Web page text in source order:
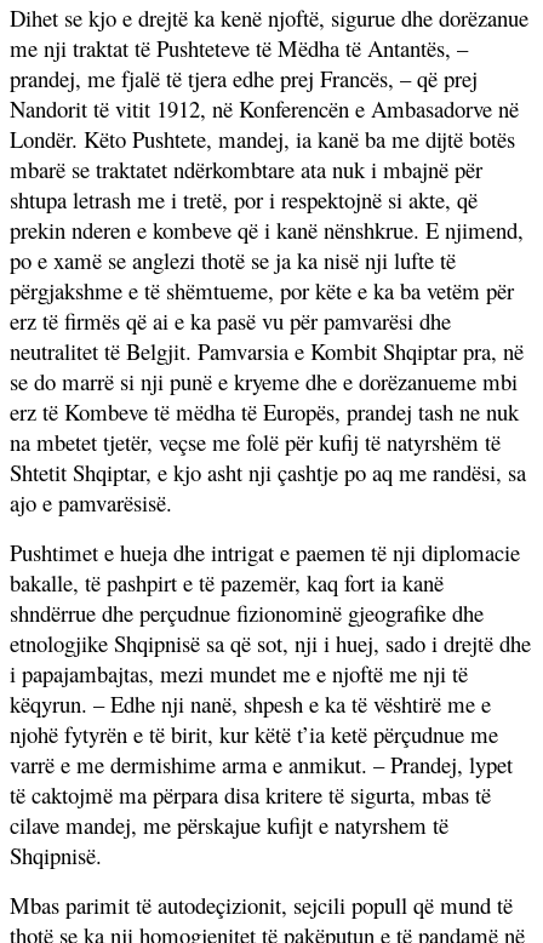
Dihet se kjo e drejtë ka kenë njoftë, sigurue dhe dorëzanue
me nji traktat të Pushteteve të Mëdha të Antantës, –
prandej, me fjalë të tjera edhe prej Francës, – që prej
Nandorit të vitit 1912, në Konferencën e Ambasadorve në
Londër. Këto Pushtete, mandej, ia kanë ba me dijtë botës
mbarë se traktatet ndërkombtare ata nuk i mbajnë për
shtupa letrash me i tretë, por i respektojnë si akte, që
prekin nderen e kombeve që i kanë nënshkrue. E njimend,
po e xamë se anglezi thotë se ja ka nisë nji lufte të
përgjakshme e të shëmtueme, por këte e ka ba vetëm për
erz të firmës që ai e ka pasë vu për pamvarësi dhe
neutralitet të Belgjit. Pamvarsia e Kombit Shqiptar pra, në
se do marrë si nji punë e kryeme dhe e dorëzanueme mbi
erz të Kombeve të mëdha të Europës, prandej tash ne nuk
na mbetet tjetër, veçse me folë për kufij të natyrshëm të
Shtetit Shqiptar, e kjo asht nji çashtje po aq me randësi, sa
ajo e pamvarësisë.
Pushtimet e hueja dhe intrigat e paemen të nji diplomacie
bakalle, të pashpirt e të pazemër, kaq fort ia kanë
shndërrue dhe perçudnue fizionominë gjeografike dhe
etnologjike Shqipnisë sa që sot, nji i huej, sado i drejtë dhe
i papajambajtas, mezi mundet me e njoftë me nji të
këqyrun. – Edhe nji nanë, shpesh e ka të vështirë me e
njohë fytyrën e të birit, kur këtë t’ia ketë përçudnue me
varrë e me dermishime arma e anmikut. – Prandej, lypet
të caktojmë ma përpara disa kritere të sigurta, mbas të
cilave mandej, me përskajue kufijt e natyrshem të
Shqipnisë.
Mbas parimit të autodeçizionit, sejcili popull që mund të
thotë se ka nji homogjenitet të pakëputun e të pandamë në